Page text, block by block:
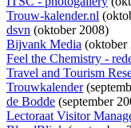
Trouw-kalender.nl
dsvn (oktober 2008)
Bijvank Media (oktober
Feel the Chemistry -
Travel and Tourism
Trouwkalender
de Bodde (september
Lectoraat Visitor